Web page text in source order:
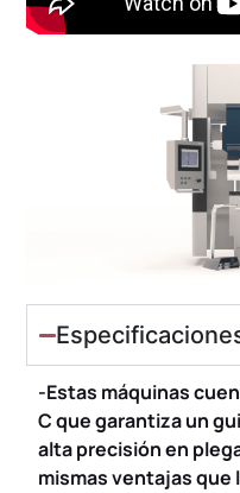
-Estas máquinas
C que garantiza un
alta precisión en
mismas ventajas que